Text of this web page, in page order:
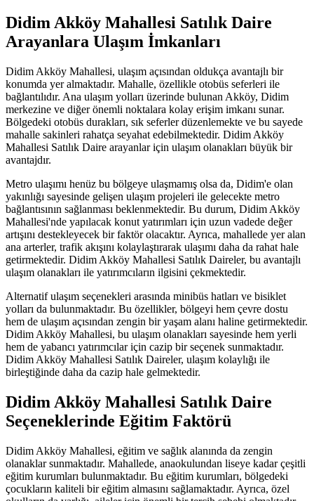
Didim Akköy Mahallesi Satılık Daire
Arayanlara Ulaşım İmkanları
Didim Akköy Mahallesi, ulaşım açısından oldukça avantajlı bir
konumda yer almaktadır. Mahalle, özellikle otobüs seferleri ile
bağlantılıdır. Ana ulaşım yolları üzerinde bulunan Akköy, Didim
merkezine ve diğer önemli noktalara kolay erişim imkanı sunar.
Bölgedeki otobüs durakları, sık seferler düzenlemekte ve bu sayede
mahalle sakinleri rahatça seyahat edebilmektedir. Didim Akköy
Mahallesi Satılık Daire arayanlar için ulaşım olanakları büyük bir
avantajdır.
Metro ulaşımı henüz bu bölgeye ulaşmamış olsa da, Didim'e olan
yakınlığı sayesinde gelişen ulaşım projeleri ile gelecekte metro
bağlantısının sağlanması beklenmektedir. Bu durum, Didim Akköy
Mahallesi'nde yapılacak konut yatırımları için uzun vadede değer
artışını destekleyecek bir faktör olacaktır. Ayrıca, mahallede yer alan
ana arterler, trafik akışını kolaylaştırarak ulaşımı daha da rahat hale
getirmektedir. Didim Akköy Mahallesi Satılık Daireler, bu avantajlı
ulaşım olanakları ile yatırımcıların ilgisini çekmektedir.
Alternatif ulaşım seçenekleri arasında minibüs hatları ve bisiklet
yolları da bulunmaktadır. Bu özellikler, bölgeyi hem çevre dostu
hem de ulaşım açısından zengin bir yaşam alanı haline getirmektedir.
Didim Akköy Mahallesi, bu ulaşım olanakları sayesinde hem yerli
hem de yabancı yatırımcılar için cazip bir seçenek sunmaktadır.
Didim Akköy Mahallesi Satılık Daireler, ulaşım kolaylığı ile
birleştiğinde daha da cazip hale gelmektedir.
Didim Akköy Mahallesi Satılık Daire
Seçeneklerinde Eğitim Faktörü
Didim Akköy Mahallesi, eğitim ve sağlık alanında da zengin
olanaklar sunmaktadır. Mahallede, anaokulundan liseye kadar çeşitli
eğitim kurumları bulunmaktadır. Bu eğitim kurumları, bölgedeki
çocukların kaliteli bir eğitim almasını sağlamaktadır. Ayrıca, özel